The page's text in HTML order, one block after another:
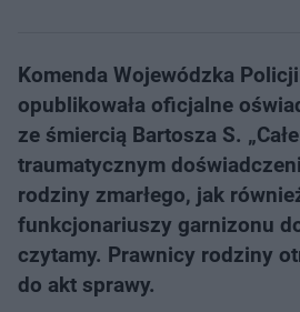
Komenda Wojewódzka
opublikowała oficjalne
ze śmiercią Bartosza S.
traumatycznym
rodziny zmarłego, jak
funkcjonariuszy garnizonu
czytamy. Prawnicy rodziny
do akt sprawy.